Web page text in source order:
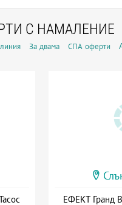
С НАМАЛЕНИЕ
За двама СПА оферти
ЕФЕКТ Гранд